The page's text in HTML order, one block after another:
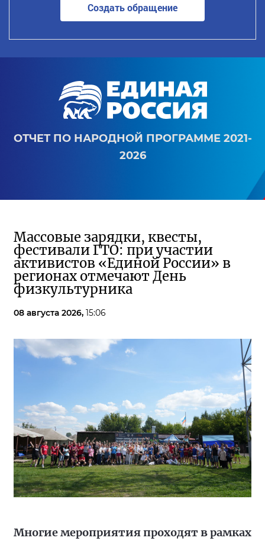
Создать обращение
ОТЧЕТ ПО НАРОДНОЙ ПРОГРАММЕ 2021-
2026
Массовые зарядки, квесты,
фестивали ГТО: при участии
активистов «Единой России» в
регионах отмечают День
физкультурника
08 августа 2026, 15:06
Многие мероприятия проходят в рамках